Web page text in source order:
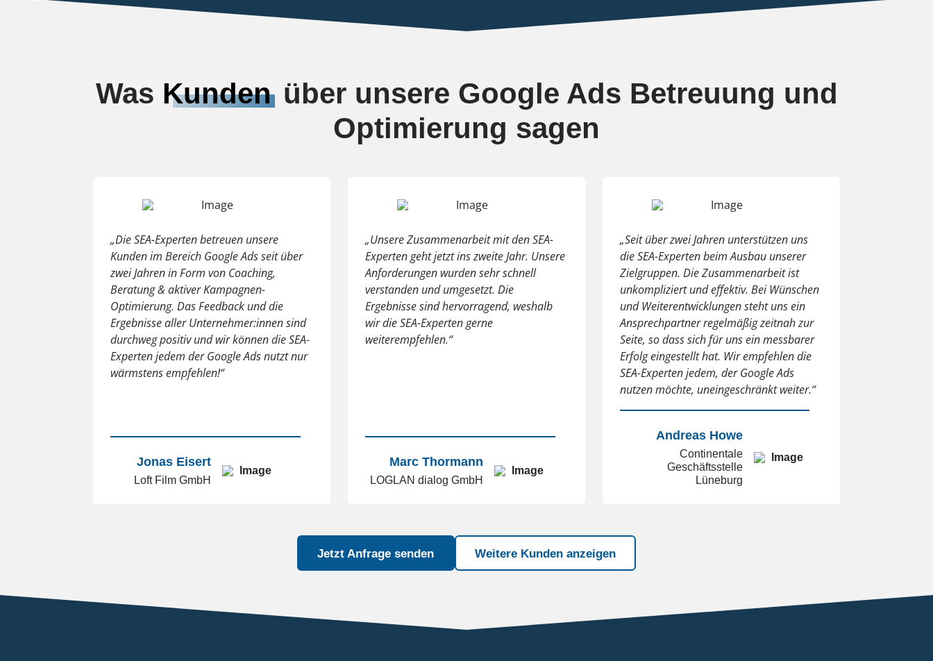
Was Kundenüber unsere Google Ads Betreuung und
Optimierung sagen
„Die SEA-Experten betreuen unsere
Kunden im Bereich Google Ads seit über
zwei Jahren in Form von Coaching,
Beratung & aktiver Kampagnen-
Optimierung. Das Feedback und die
Ergebnisse aller Unternehmer:innen sind
durchweg positiv und wir können die SEA-
Experten jedem der Google Ads nutzt nur
wärmstens empfehlen!“
Jonas Eisert
Loft Film GmbH
„Unsere Zusammenarbeit mit den SEA-
Experten geht jetzt ins zweite Jahr. Unsere
Anforderungen wurden sehr schnell
verstanden und umgesetzt. Die
Ergebnisse sind hervorragend, weshalb
wir die SEA-Experten gerne
weiterempfehlen.“
Marc Thormann
LOGLAN dialog GmbH
„Seit über zwei Jahren unterstützen uns
die SEA-Experten beim Ausbau unserer
Zielgruppen. Die Zusammenarbeit ist
unkompliziert und effektiv. Bei Wünschen
und Weiterentwicklungen steht uns ein
Ansprechpartner regelmäßig zeitnah zur
Seite, so dass sich für uns ein messbarer
Erfolg eingestellt hat. Wir empfehlen die
SEA-Experten jedem, der Google Ads
nutzen möchte, uneingeschränkt weiter.“
Andreas Howe
Continentale
Geschäftsstelle
Lüneburg
Jetzt Anfrage senden Weitere Kunden anzeigen